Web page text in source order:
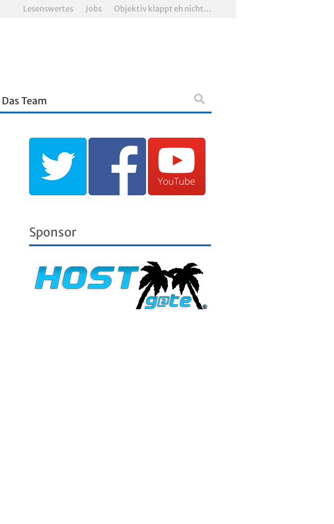
Lesenswertes Jobs Objektiv klappt eh nicht…
Das Team
Sponsor